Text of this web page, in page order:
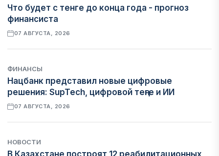
Что будет с тенге до конца года - прогноз
финансиста
07 АВГУСТА, 2026
ФИНАНСЫ
Нацбанк представил новые цифровые
решения: SupTech, цифровой теңге и ИИ
07 АВГУСТА, 2026
НОВОСТИ
В Казахстане построят 12 реабилитационных